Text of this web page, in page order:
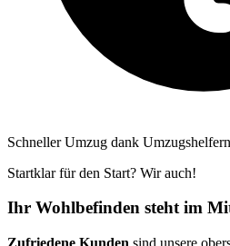
Schneller Umzug dank Umzugshelfern
Startklar für den Start? Wir auch!
Ihr Wohlbefinden steht im